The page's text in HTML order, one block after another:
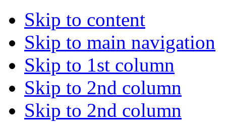
Skip to content
Skip to main navigation
Skip to 1st column
Skip to 2nd column
Skip to 2nd column